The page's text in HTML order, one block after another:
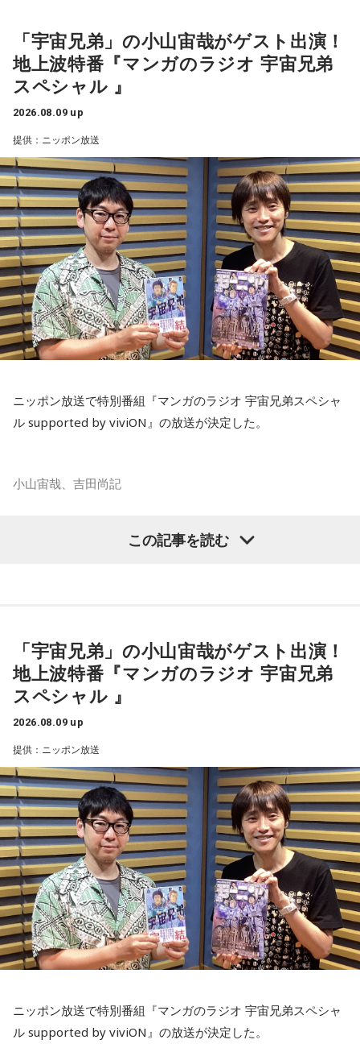
質な水を飲んで深呼吸すると、リラックスできそう。穏やか
な音楽を聞くのもおすすめ。
【今日の一言メッセージ】
立秋が過ぎ、今日はお盆休み中の方も多い時期。13日の新月
に向けて「自分らしさ」を開花させる時です。今日がお仕事
でもお休みでも「心地いいこと」を一つ選択して。自分に正
直になる時間が、今週の波に乗る秘訣ですよ。
■監修者プロフィール：桜羽結万(さくらば・ゆま)
池袋占い館セレーネ所属。占い師を母に持ち、占い歴約20
年。野村證券・パーソルキャリアでの勤務を経て占い師とし
て独立。2024年にはスキルシェアサイト「ココナラ」にて結
婚分野ランキング1位・仕事分野2位を獲得。現在はSATORI電
話占いを始め、年間1000名を鑑定している。
Webサイト：https://selene-uranai.com/
オンライン占いセレーネ：https://online-uranai.jp/
柏原収史も、友達の家に泊まり、夜更かしをしながら星空を
見るという夏休みならではの体験に触れながら、「記憶に焼
きつく景色」について語りました。
便利になった今だからこそ、ただ景色を眺める時間の大切さ
を感じるエピソードです。
山梨の風景とともに蘇る夏の記憶
『Nostalgic More Story』では、山梨にまつわる風景や、大
切な人との思い出を紹介しています。
今回の放送では、夏の夜空をきっかけに、子どもの頃の純粋
な感動や、時間が経っても色あせない記憶が届けられまし
た。
放送で紹介されたStoryの続きをぜひradikoのタイムフリーで
お楽しみください。
今回紹介されたのは、ラジオネーム「雪見だいふく」さんか
ら届いたStory。
子どもの頃、甲府市愛宕町にある県立科学館へ通い、プラネ
タリウムを見ることを楽しみにしていたという思い出から始
まります。
小学4年生の頃、隣の席だった友人K君から「誕生日に天体望
遠鏡を買ってもらったから、夏休みに泊まりにおいでよ」と
誘われたことが、大切な記憶として残っているそうです。
友人たちと夜更かしをしながら、大きな天体望遠鏡で眺めた
星空。
「あれが北斗七星」「あっちが○○座だよ」と目を輝かせなが
られました。
その後、K君のお父さんに連れて行ってもらった清里で見た星
当時はスマホもなく、写真を撮ることもできませんでした。
柏原収史も、友達の家に泊まり、夜更かしをしながら星空を
見るという夏休みならではの体験に触れながら、「記憶に焼
きつく景色」について語りました。
便利になった今だからこそ、ただ景色を眺める時間の大切さ
を感じるエピソードです。
山梨の風景とともに蘇る夏の記憶
『Nostalgic More Story』では、山梨にまつわる風景や、大
切な人との思い出を紹介しています。
今回の放送では、夏の夜空をきっかけに、子どもの頃の純粋
な感動や、時間が経っても色あせない記憶が届けられまし
た。
お楽しみください。
「宇宙兄弟」の小山宙哉がゲスト出演！
地上波特番『マンガのラジオ 宇宙兄弟
スペシャル 』
2026.08.09 up
提供：ニッポン放送
ニッポン放送で特別番組『マンガのラジオ 宇宙兄弟スペシャ
ル supported by viviON』の放送が決定した。
小山宙哉、吉田尚記
パーソナリティを務め、漫画にまつわるゲストを迎えるポッ
18年に及ぶ「宇宙兄弟」の連載完結のタイミングでの出演と
なり、「宇宙兄弟」誕生のエピソードや「キャラクターに出
会う」というキャラクター造形について、ストーリーの発想
と科学的裏付けについて等、様々な話を伺っていく。
小山宙哉をゲストに迎える特別番組『マンガのラジオ 宇宙兄
弟スペシャル supported by viviON』は8月16日（日）19時
から放送。放送後には、地上波本編で未公開の音源を含むデ
ィレクターズカット版のポッドキャスト配信も予定してい
る。
【小山宙哉プロフィール】
1978年生 京都府出身 京都市立銅駝美術工芸高等学校（現：
京都市立美術工芸高等学校）、大阪市立デザイン教育研究所
卒業。デザイン会社勤務を経て、「モーニング」に持ち込み
をした『ジジジイ』で第14回MANGA OPEN審査委員賞（わ
OPEN大賞受賞。2006年『ハルジャン』『ジジジイ-GGG-』
を連載。
この記事を読む
「宇宙兄弟」の小山宙哉がゲスト出演！
地上波特番『マンガのラジオ 宇宙兄弟
スペシャル 』
2026.08.09 up
提供：ニッポン放送
ニッポン放送で特別番組『マンガのラジオ 宇宙兄弟スペシャ
ル supported by viviON』の放送が決定した。